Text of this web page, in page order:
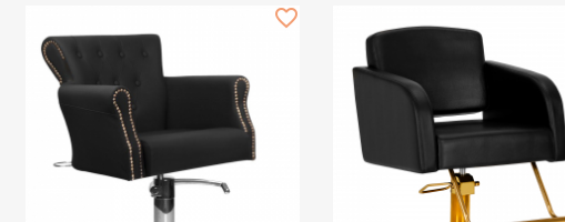
favorite_border